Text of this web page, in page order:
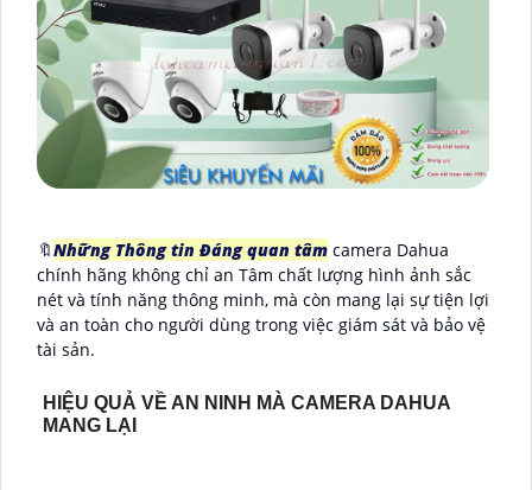
🔖Những Thông tin Đáng quan tâm camera Dahua
chính hãng không chỉ an Tâm chất lượng hình ảnh sắc
nét và tính năng thông minh, mà còn mang lại sự tiện lợi
và an toàn cho người dùng trong việc giám sát và bảo vệ
tài sản.
HIỆU QUẢ VỀ AN NINH MÀ CAMERA DAHUA
MANG LẠI